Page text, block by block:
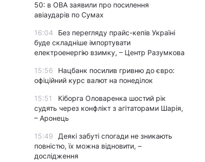
50: в ОВА заявили про посилення
авіаударів по Сумах
16:04
Без перегляду прайс-кепів Україні
буде складніше імпортувати
електроенергію взимку, – Центр Разумкова
15:56
Нацбанк посилив гривню до євро:
офіційний курс валют на понеділок
15:51
Кіборга Оловаренка шостий рік
судять через конфлікт з агітаторами Шарія,
– Аронець
15:49
Деякі забуті спогади не зникають
повністю, їх можна відновити, –
дослідження